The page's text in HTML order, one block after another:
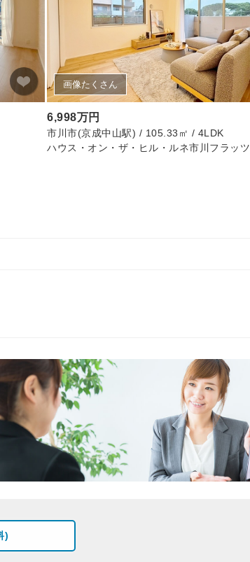
画像たくさん
6,998万円
市川市(京成中山駅) / 105.33㎡ / 4LDK
ハウス・オン・ザ・ヒル・ルネ市川フラッツ
)